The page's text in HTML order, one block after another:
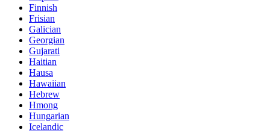
Finnish
Frisian
Galician
Georgian
Gujarati
Haitian
Hausa
Hawaiian
Hebrew
Hmong
Hungarian
Icelandic